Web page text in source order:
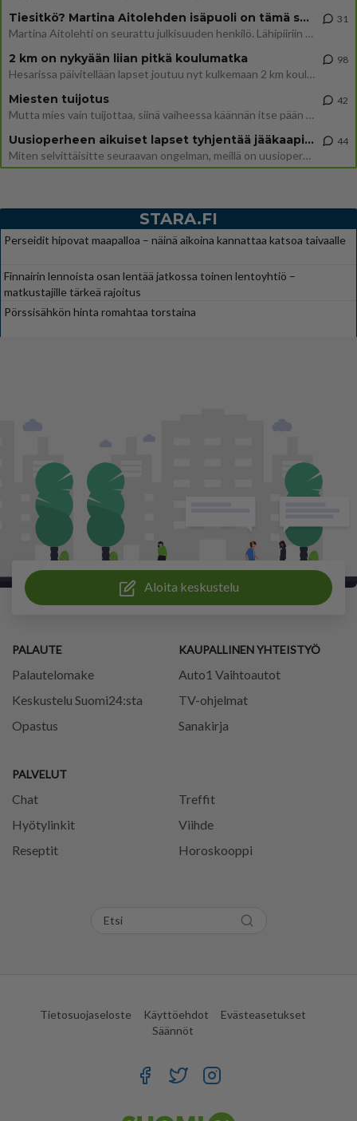
Tiesitkö? Martina Aitolehden isäpuoli on tämä suosittu laulaja
Martina Aitolehti on seurattu julkisuuden henkilö. Lähipiiriin mahtuu muitakin tunnettuja henkilöitä. Tiesitkö, että Ma
31
2 km on nykyään liian pitkä koulumatka
Hesarissa päivitellään lapset joutuu nyt kulkemaan 2 km kouluun jösses. Ruostefillarilla tuo matka menee vaikka miten äk
98
Miesten tuijotus
Mutta mies vain tuijottaa, siinä vaiheessa käännän itse pään pois. Mikä juttu? Yleensä jos joku tuijottaa tai katsoo, hä
42
Uusioperheen aikuiset lapset tyhjentää jääkaapin käydessään
Miten selvittäisitte seuraavan ongelman, meillä on uusioperhe, minulla teini-ikäiset lapset ja puolisolla aikuiset, jotk
44
STARA.FI
Perseidit hipovat maapalloa – näinä aikoina kannattaa katsoa taivaalle
Finnairin lennoista osan lentää jatkossa toinen lentoyhtiö –
matkustajille tärkeä rajoitus
Pörssisähkön hinta romahtaa torstaina
Aloita keskustelu
PALAUTE
Palautelomake
Keskustelu Suomi24:sta
Opastus
PALVELUT
Chat
Treffit
Hyötylinkit
Viihde
Reseptit
Horoskooppi
KAUPALLINEN YHTEISTYÖ
Auto1 Vaihtoautot
TV-ohjelmat
Sanakirja
Tietosuojaseloste Käyttöehdot
Evästeasetukset
Säännöt